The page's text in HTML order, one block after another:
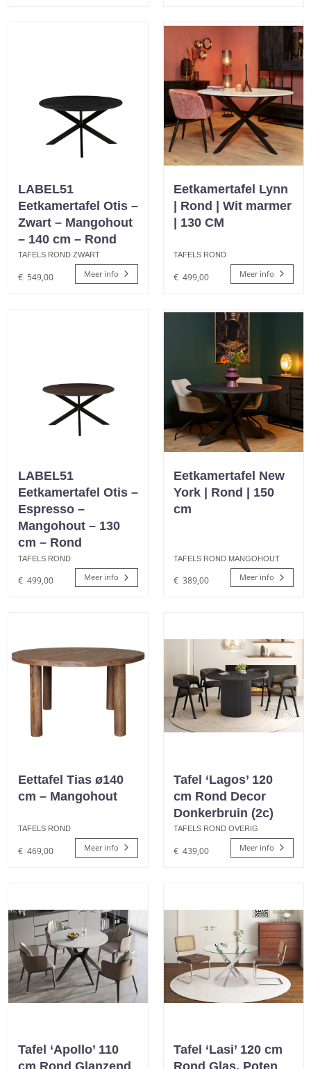
LABEL51
Eetkamertafel Otis –
Zwart – Mangohout
– 140 cm – Rond
TAFELS ROND ZWART
€ 549,00 Meer info
Eetkamertafel Lynn
| Rond | Wit marmer
| 130 CM
TAFELS ROND
€ 499,00 Meer info
LABEL51
Eetkamertafel Otis –
Espresso –
Mangohout – 130
cm – Rond
TAFELS ROND
€ 499,00 Meer info
Eetkamertafel New
York | Rond | 150
cm
TAFELS ROND MANGOHOUT
€ 389,00 Meer info
Eettafel Tias ø140
cm – Mangohout
TAFELS ROND
€ 469,00 Meer info
Tafel ‘Lagos’ 120
cm Rond Decor
Donkerbruin (2c)
TAFELS ROND OVERIG
€ 439,00 Meer info
Tafel ‘Apollo’ 110
Tafel ‘Lasi’ 120 cm